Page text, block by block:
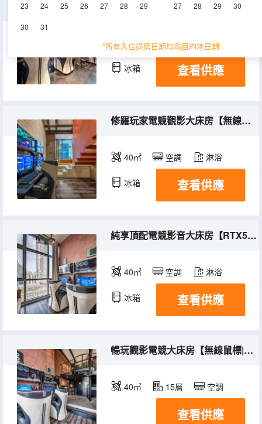
23 24 25 26 27 28 29
30 31
27 28 29 30
*所有入住退房日期均為目的地日期
40㎡ 空調 淋浴
冰箱 查看供應
修羅玩家電競觀影大床房【無線鼠標|磁軸鍵盤|RTX5060】
40㎡ 空調 淋浴
冰箱 查看供應
純享頂配電競影音大床房【RTX5070|9800x3d|小蜜蜂磁軸】
40㎡ 空調 淋浴
冰箱 查看供應
暢玩觀影電競大床房【無線鼠標|磁軸鍵盤|投影|機械臂】
40㎡ 15層 空調
查看供應